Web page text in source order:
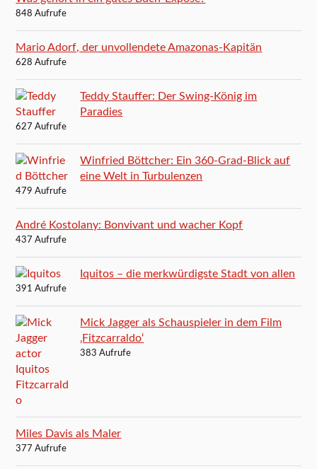
848 Aufrufe
Mario Adorf, der unvollendete Amazonas-Kapitän
628 Aufrufe
Teddy Stauffer: Der Swing-König im
Paradies
627 Aufrufe
Winfried Böttcher: Ein 360-Grad-Blick auf
eine Welt in Turbulenzen
479 Aufrufe
André Kostolany: Bonvivant und wacher Kopf
437 Aufrufe
Iquitos – die merkwürdigste Stadt von allen
391 Aufrufe
Mick Jagger als Schauspieler in dem Film
‚Fitzcarraldo‘
383 Aufrufe
Miles Davis als Maler
377 Aufrufe